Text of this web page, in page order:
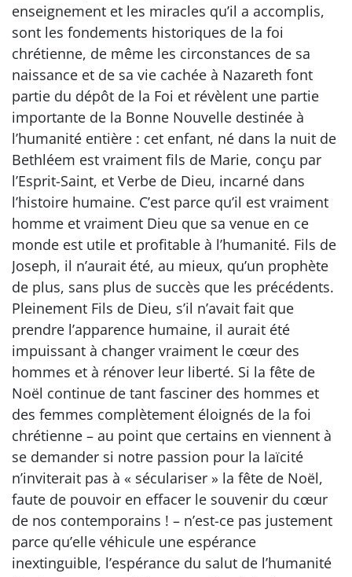
enseignement et les miracles qu’il a accomplis,
sont les fondements historiques de la foi
chrétienne, de même les circonstances de sa
naissance et de sa vie cachée à Nazareth font
partie du dépôt de la Foi et révèlent une partie
importante de la Bonne Nouvelle destinée à
l’humanité entière : cet enfant, né dans la nuit de
Bethléem est vraiment fils de Marie, conçu par
l’Esprit-Saint, et Verbe de Dieu, incarné dans
l’histoire humaine. C’est parce qu’il est vraiment
homme et vraiment Dieu que sa venue en ce
monde est utile et profitable à l’humanité. Fils de
Joseph, il n’aurait été, au mieux, qu’un prophète
de plus, sans plus de succès que les précédents.
Pleinement Fils de Dieu, s’il n’avait fait que
prendre l’apparence humaine, il aurait été
impuissant à changer vraiment le cœur des
hommes et à rénover leur liberté. Si la fête de
Noël continue de tant fasciner des hommes et
des femmes complètement éloignés de la foi
chrétienne – au point que certains en viennent à
se demander si notre passion pour la laïcité
n’inviterait pas à « séculariser » la fête de Noël,
faute de pouvoir en effacer le souvenir du cœur
de nos contemporains ! – n’est-ce pas justement
parce qu’elle véhicule une espérance
inextinguible, l’espérance du salut de l’humanité